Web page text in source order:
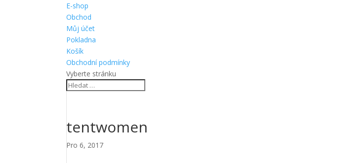
E-shop
Obchod
Můj účet
Pokladna
Košík
Obchodní podmínky
Vyberte stránku
tentwomen
Pro 6, 2017